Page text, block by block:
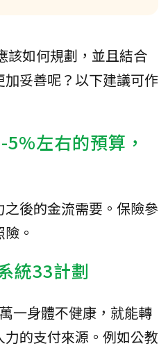
該如何規劃，並且結合
妥善呢？以下建議可作
左右的預算，
後的金流需要。保險參
。
統33計劃
一身體不健康，就能轉
的支付來源。例如公教